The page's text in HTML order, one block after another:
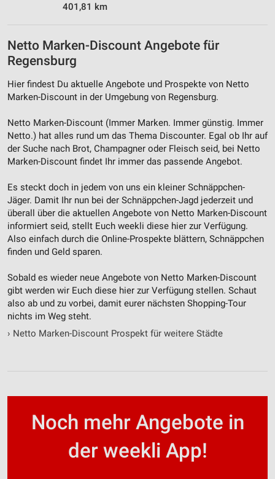
401,81 km
Netto Marken-Discount Angebote für
Regensburg
Hier findest Du aktuelle Angebote und Prospekte von Netto
Marken-Discount in der Umgebung von Regensburg.
Netto Marken-Discount (Immer Marken. Immer günstig. Immer
Netto.) hat alles rund um das Thema Discounter. Egal ob Ihr auf
der Suche nach Brot, Champagner oder Fleisch seid, bei Netto
Marken-Discount findet Ihr immer das passende Angebot.
Es steckt doch in jedem von uns ein kleiner Schnäppchen-
Jäger. Damit Ihr nun bei der Schnäppchen-Jagd jederzeit und
überall über die aktuellen Angebote von Netto Marken-Discount
informiert seid, stellt Euch weekli diese hier zur Verfügung.
Also einfach durch die Online-Prospekte blättern, Schnäppchen
finden und Geld sparen.
Sobald es wieder neue Angebote von Netto Marken-Discount
gibt werden wir Euch diese hier zur Verfügung stellen. Schaut
also ab und zu vorbei, damit eurer nächsten Shopping-Tour
nichts im Weg steht.
› Netto Marken-Discount Prospekt für weitere Städte
Noch mehr Angebote in
der weekli App!